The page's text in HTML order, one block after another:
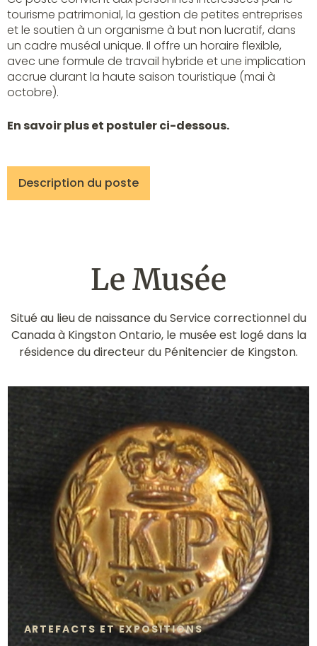
tourisme patrimonial, la gestion de petites entreprises
et le soutien à un organisme à but non lucratif, dans
un cadre muséal unique. Il offre un horaire flexible,
avec une formule de travail hybride et une implication
accrue durant la haute saison touristique (mai à
octobre).
En savoir plus et postuler ci-dessous.
Description du poste
Le Musée
Situé au lieu de naissance du Service correctionnel du
Canada à Kingston Ontario, le musée est logé dans la
résidence du directeur du Pénitencier de Kingston.
ARTEFACTS ET EXPOSITIONS